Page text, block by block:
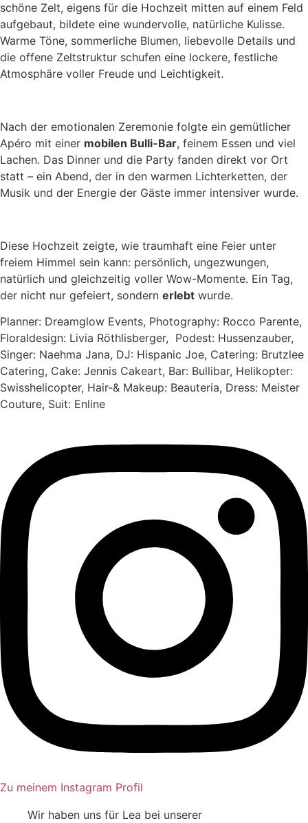
schöne Zelt, eigens für die Hochzeit mitten auf einem Feld
aufgebaut, bildete eine wundervolle, natürliche Kulisse.
Warme Töne, sommerliche Blumen, liebevolle Details und
die offene Zeltstruktur schufen eine lockere, festliche
Atmosphäre voller Freude und Leichtigkeit.
Nach der emotionalen Zeremonie folgte ein gemütlicher
Apéro mit einer mobilen Bulli-Bar, feinem Essen und viel
Lachen. Das Dinner und die Party fanden direkt vor Ort
statt – ein Abend, der in den warmen Lichterketten, der
Musik und der Energie der Gäste immer intensiver wurde.
Diese Hochzeit zeigte, wie traumhaft eine Feier unter
freiem Himmel sein kann: persönlich, ungezwungen,
natürlich und gleichzeitig voller Wow-Momente. Ein Tag,
der nicht nur gefeiert, sondern erlebt wurde.
Planner: Dreamglow Events, Photography: Rocco Parente,
Floraldesign: Livia Röthlisberger, Podest: Hussenzauber,
Singer: Naehma Jana, DJ: Hispanic Joe, Catering: Brutzlee
Catering, Cake: Jennis Cakeart, Bar: Bullibar, Helikopter:
Swisshelicopter, Hair-& Makeup: Beauteria, Dress: Meister
Couture, Suit: Enline
Zu meinem Instagram Profil
Wir haben uns für Lea bei unserer